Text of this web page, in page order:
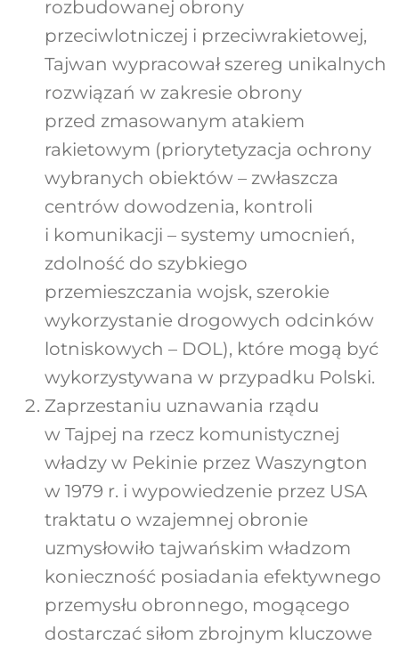
rozbudowanej obrony
przeciwlotniczej i przeciwrakietowej,
Tajwan wypracował szereg unikalnych
rozwiązań w zakresie obrony
przed zmasowanym atakiem
rakietowym (priorytetyzacja ochrony
wybranych obiektów – zwłaszcza
centrów dowodzenia, kontroli
i komunikacji – systemy umocnień,
zdolność do szybkiego
przemieszczania wojsk, szerokie
wykorzystanie drogowych odcinków
lotniskowych – DOL), które mogą być
wykorzystywana w przypadku Polski.
Zaprzestaniu uznawania rządu
w Tajpej na rzecz komunistycznej
władzy w Pekinie przez Waszyngton
w 1979 r. i wypowiedzenie przez USA
traktatu o wzajemnej obronie
uzmysłowiło tajwańskim władzom
konieczność posiadania efektywnego
przemysłu obronnego, mogącego
dostarczać siłom zbrojnym kluczowe